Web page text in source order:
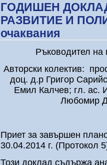
ГОДИШЕН
РАЗВИТИЕ И
очаквания
Ръководител
Авторски колектив:
доц. д.р Григор
Емил Калчев; гл. ас.
Любомир
Приет за завършен
30.04.2014 г. (Протокол
Този доклад съдържа